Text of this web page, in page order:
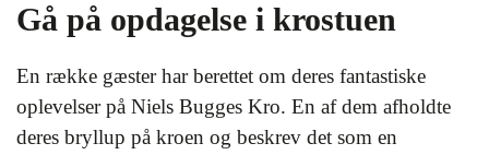
Gå på opdagelse i krostuen
En række gæster har berettet om deres fantastiske
oplevelser på Niels Bugges Kro. En af dem afholdte
deres bryllup på kroen og beskrev det som en